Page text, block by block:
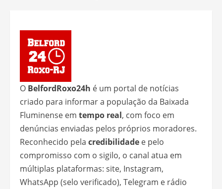
O BelfordRoxo24h é um portal de notícias
criado para informar a população da Baixada
Fluminense em tempo real, com foco em
denúncias enviadas pelos próprios moradores.
Reconhecido pela credibilidade e pelo
compromisso com o sigilo, o canal atua em
múltiplas plataformas: site, Instagram,
WhatsApp (selo verificado), Telegram e rádio